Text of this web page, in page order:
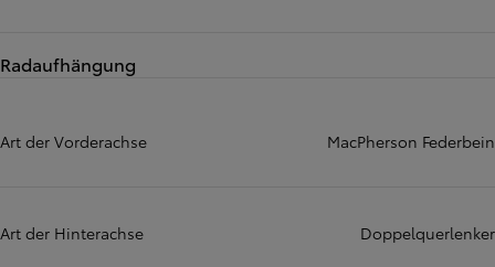
Radaufhängung
Art der Vorderachse MacPherson Federbein
Art der Hinterachse Doppelquerlenker